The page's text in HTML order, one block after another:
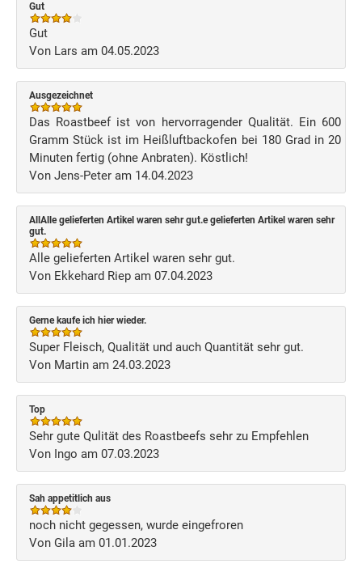
Gut
Gut
Von Lars am 04.05.2023
Ausgezeichnet
Das Roastbeef ist von hervorragender Qualität. Ein 600
Gramm Stück ist im Heißluftbackofen bei 180 Grad in 20
Minuten fertig (ohne Anbraten). Köstlich!
Von Jens-Peter am 14.04.2023
AllAlle gelieferten Artikel waren sehr gut.e gelieferten Artikel waren sehr
gut.
Alle gelieferten Artikel waren sehr gut.
Von Ekkehard Riep am 07.04.2023
Gerne kaufe ich hier wieder.
Super Fleisch, Qualität und auch Quantität sehr gut.
Von Martin am 24.03.2023
Top
Sehr gute Qulität des Roastbeefs sehr zu Empfehlen
Von Ingo am 07.03.2023
Sah appetitlich aus
noch nicht gegessen, wurde eingefroren
Von Gila am 01.01.2023